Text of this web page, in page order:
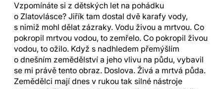
Vzpomínáte si z dětských let na pohádku
o Zlatovlásce? Jiřík tam dostal dvě karafy vody,
s nimiž mohl dělat zázraky. Vodu živou a mrtvou. Co
pokropil mrtvou vodou, to zemřelo. Co pokropil živou
vodou, to ožilo. Když s nadhledem přemýšlím
o dnešním zemědělství a jeho vlivu na půdu, vybavil
se mi právě tento obraz. Doslova. Živá a mrtvá půda.
Zemědělci mají dnes v rukou tak silné nástroje